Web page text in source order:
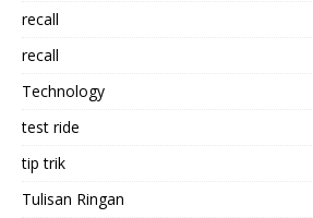
recall
recall
Technology
test ride
tip trik
Tulisan Ringan